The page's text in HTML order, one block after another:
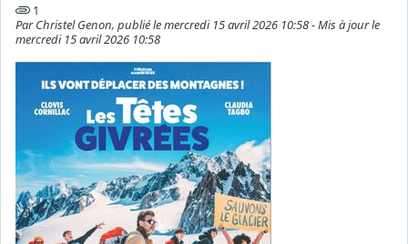
1
Par Christel Genon, publié le mercredi 15 avril 2026 10:58 - Mis à jour le
mercredi 15 avril 2026 10:58